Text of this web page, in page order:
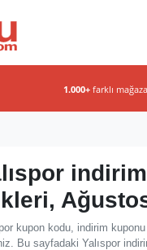
1.000+ farklı
kupon kodu, indirim
Bu sayfadaki Yalıspor